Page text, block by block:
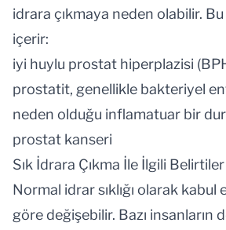
idrara çıkmaya neden olabilir. Bu
içerir:
iyi huylu prostat hiperplazisi
prostatit, genellikle bakteriyel
neden olduğu inflamatuar bir
prostat kanseri
Sık İdrara Çıkma İle İlgili Belirtiler
Normal idrar sıklığı olarak kabul
göre değişebilir. Bazı insanların